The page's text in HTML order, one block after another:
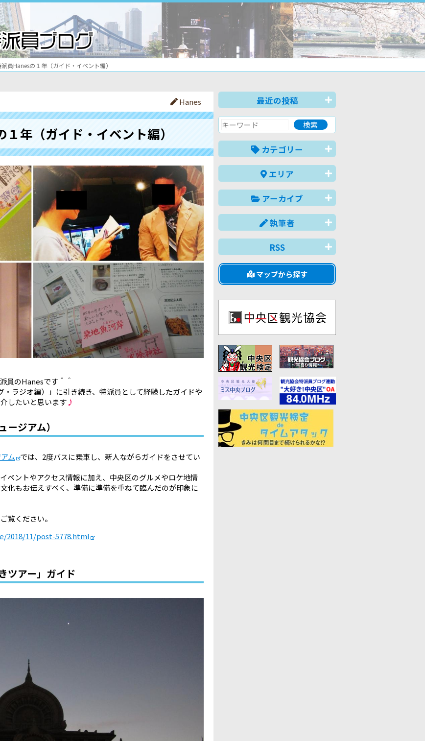
員Hanesの１年（ガイド・イベント編）
Hanes
年（ガイド・イベント編）
員のHanesです＾＾
ラジオ編）」に引き続き、特派員として経験したガイドや
したいと思います♪
ジアム）
ム では、2度バスに乗車し、新人ながらガイドをさせてい
ベントやアクセス情報に加え、中央区のグルメやロケ地情
化もお伝えすべく、準備に準備を重ねて臨んだのが印象に
覧ください。
2018/11/post-5778.html
ツアー」ガイド
最近の投稿
カテゴリー
エリア
アーカイブ
執筆者
RSS
マップから探す